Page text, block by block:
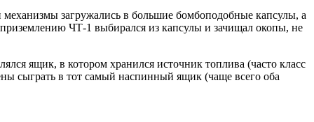
механизмы загружались в большие бомбоподобные капсулы, а
ЧТ-1 выбирался из капсулы и зачищал окопы, не
ящик, в котором хранился источник топлива (часто класс
сыграть в тот самый наспинный ящик (чаще всего оба